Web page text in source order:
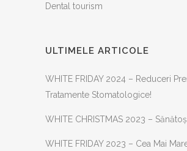
Dental tourism
ULTIMELE ARTICOLE
WHITE FRIDAY 2024 – Reduceri
Tratamente Stomatologice!
WHITE CHRISTMAS 2023 –
WHITE FRIDAY 2023 – Cea Mai